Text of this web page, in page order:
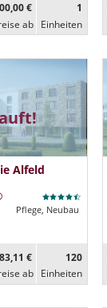
€
ab
1
Ein­heiten
Alfeld
Pflege, Neubau
€
ab
120
Ein­heiten